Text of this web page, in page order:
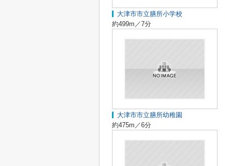
大津市市立膳所小学校
約499m／7分
大津市市立膳所幼稚園
約475m／6分